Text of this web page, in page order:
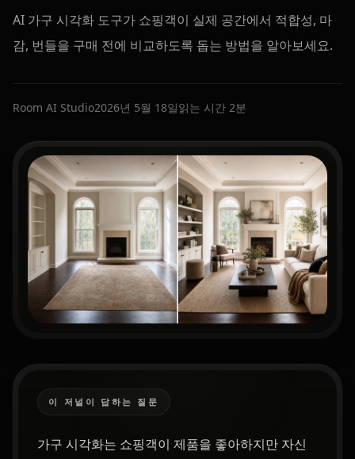
AI 가구 시각화 도구가 쇼핑객이 실제 공간에서 적합성, 마
감, 번들을 구매 전에 비교하도록 돕는 방법을 알아보세요.
Room AI Studio2026년 5월 18일읽는 시간 2분
이 저널이 답하는 질문
가구 시각화는 쇼핑객이 제품을 좋아하지만 자신